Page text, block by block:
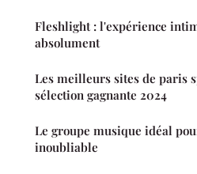
Fleshlight : l'expérience
absolument
Les meilleurs sites de paris
sélection gagnante 2024
Le groupe musique idéal
inoubliable